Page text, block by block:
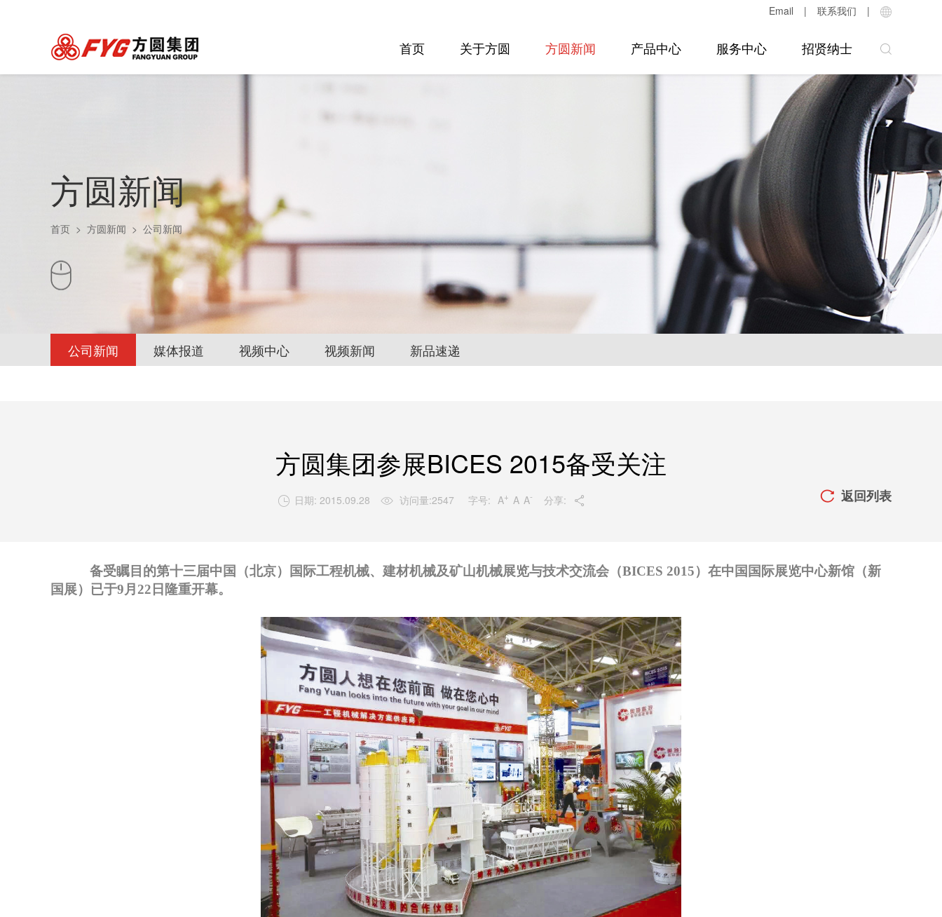
|
联系我们
|
Email
首页 关于方圆 方圆新闻 产品中心 服务中心 招贤纳士
方圆新闻
首页 > 方圆新闻 > 公司新闻
公司新闻 媒体报道 视频中心 视频新闻 新品速递
方圆集团参展BICES 2015备受关注
 日期: 2015.09.28  访问量:2547 字号: A+ A A- 分享:   返回列表
备受瞩目的第十三届中国（北京）国际工程机械、建材机械及矿山机械展览与技术交流会（BICES 2015）在中国国际展览中心新馆（新
国展） 已于9月22日 隆重开幕。